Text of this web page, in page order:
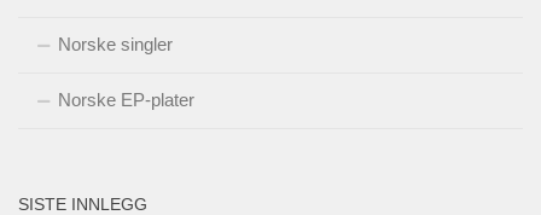
Norske singler
Norske EP-plater
SISTE INNLEGG